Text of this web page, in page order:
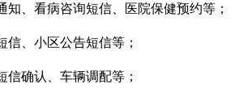
知、看病咨询短信、医院保健预约等；
信、小区公告短信等；
信确认、车辆调配等；